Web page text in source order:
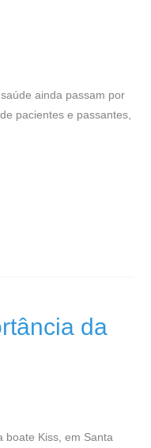
ainda passam por
pacientes e passantes,
da
boate Kiss, em Santa